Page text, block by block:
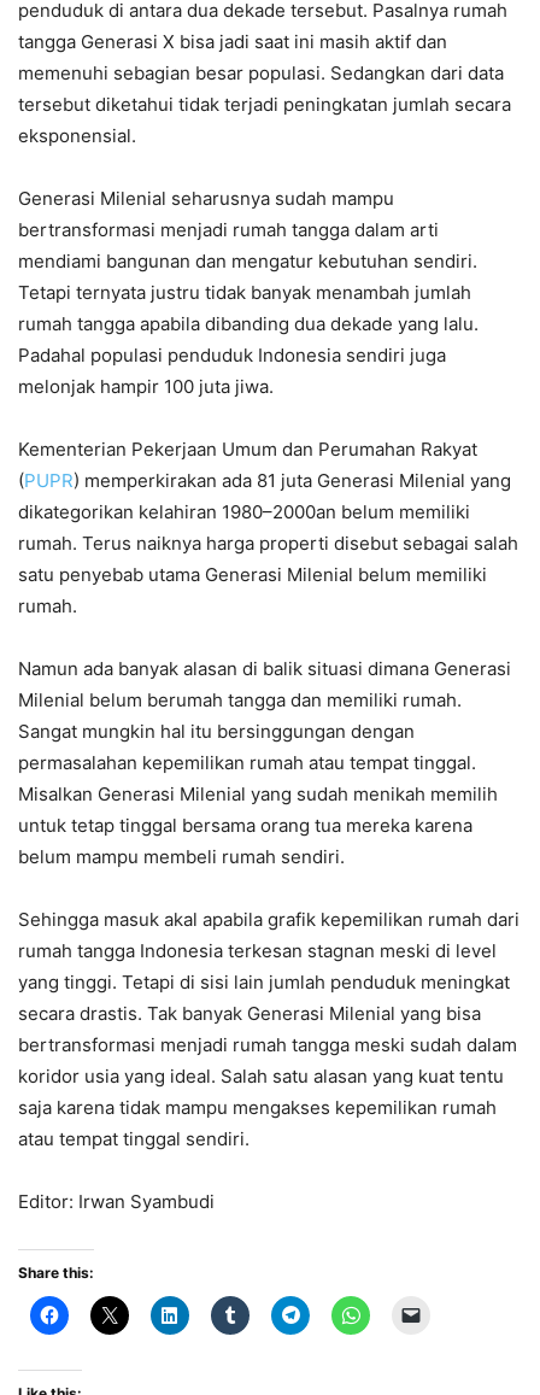
penduduk di antara dua dekade tersebut. Pasalnya rumah
tangga Generasi X bisa jadi saat ini masih aktif dan
memenuhi sebagian besar populasi. Sedangkan dari data
tersebut diketahui tidak terjadi peningkatan jumlah secara
eksponensial.
Generasi Milenial seharusnya sudah mampu
bertransformasi menjadi rumah tangga dalam arti
mendiami bangunan dan mengatur kebutuhan sendiri.
Tetapi ternyata justru tidak banyak menambah jumlah
rumah tangga apabila dibanding dua dekade yang lalu.
Padahal populasi penduduk Indonesia sendiri juga
melonjak hampir 100 juta jiwa.
Kementerian Pekerjaan Umum dan Perumahan Rakyat
(PUPR) memperkirakan ada 81 juta Generasi Milenial yang
dikategorikan kelahiran 1980–2000an belum memiliki
rumah. Terus naiknya harga properti disebut sebagai salah
satu penyebab utama Generasi Milenial belum memiliki
rumah.
Namun ada banyak alasan di balik situasi dimana Generasi
Milenial belum berumah tangga dan memiliki rumah.
Sangat mungkin hal itu bersinggungan dengan
permasalahan kepemilikan rumah atau tempat tinggal.
Misalkan Generasi Milenial yang sudah menikah memilih
untuk tetap tinggal bersama orang tua mereka karena
belum mampu membeli rumah sendiri.
Sehingga masuk akal apabila grafik kepemilikan rumah dari
rumah tangga Indonesia terkesan stagnan meski di level
yang tinggi. Tetapi di sisi lain jumlah penduduk meningkat
secara drastis. Tak banyak Generasi Milenial yang bisa
bertransformasi menjadi rumah tangga meski sudah dalam
koridor usia yang ideal. Salah satu alasan yang kuat tentu
saja karena tidak mampu mengakses kepemilikan rumah
atau tempat tinggal sendiri.
Editor: Irwan Syambudi
Share this: